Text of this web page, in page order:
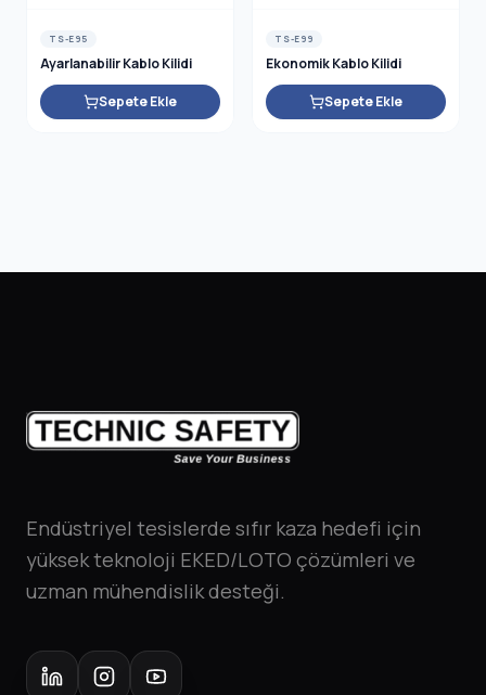
TS-E95
Ayarlanabilir Kablo Kilidi
Sepete Ekle
TS-E99
Ekonomik Kablo Kilidi
Sepete Ekle
Endüstriyel tesislerde sıfır kaza hedefi için
yüksek teknoloji EKED/LOTO çözümleri ve
uzman mühendislik desteği.